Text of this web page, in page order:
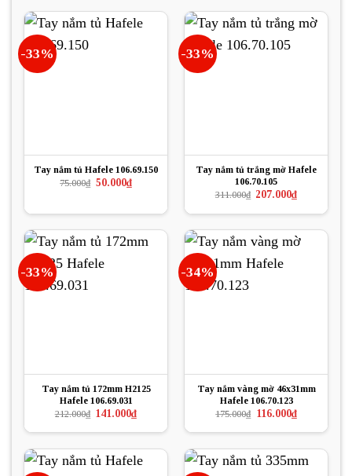
220.000₫.
310.000₫.
-33%
Tay nắm tủ Hafele 106.69.150
75.000₫ Giá
50.000₫Giá
hiện
-33%
Tay nắm tủ trắng mờ Hafele
106.70.105
311.000₫ Giá
là:
207.000₫Giá
hiện
tại
207.000₫.
-33%
Tay nắm tủ 172mm H2125
Hafele 106.69.031
212.000₫ Giá
là:
141.000₫Giá
hiện
tại
141.000₫.
-34%
Tay nắm vàng mờ 46x31mm
Hafele 106.70.123
175.000₫ Giá
là:
116.000₫Giá
hiện
tại
116.000₫.